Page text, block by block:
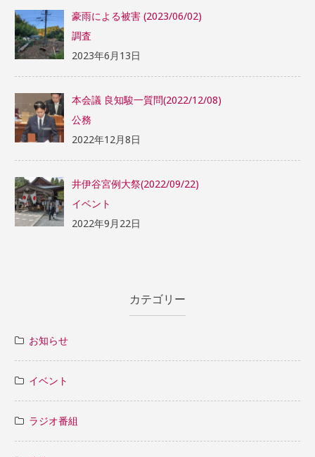
豪雨による被害 (2023/06/02)
調査
2023年6月13日
本会議 良知駿一質問(2022/12/08)
公務
2022年12月8日
井伊谷宮例大祭(2022/09/22)
イベント
2022年9月22日
カテゴリー
お知らせ
イベント
ラジオ番組